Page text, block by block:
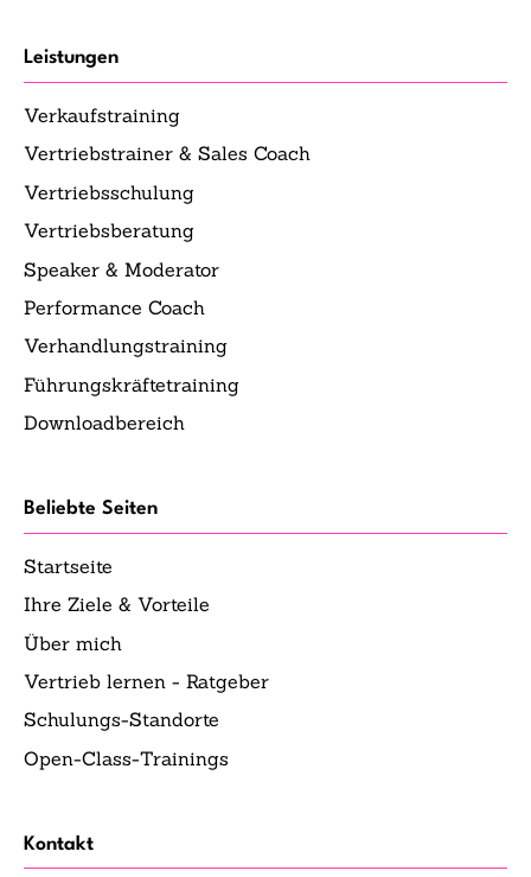
Leistungen
Verkaufstraining
Vertriebstrainer & Sales Coach
Vertriebsschulung
Vertriebsberatung
Speaker & Moderator
Performance Coach
Verhandlungstraining
Führungskräftetraining
Downloadbereich
Beliebte Seiten
Startseite
Ihre Ziele & Vorteile
Über mich
Vertrieb lernen - Ratgeber
Schulungs-Standorte
Open-Class-Trainings
Kontakt